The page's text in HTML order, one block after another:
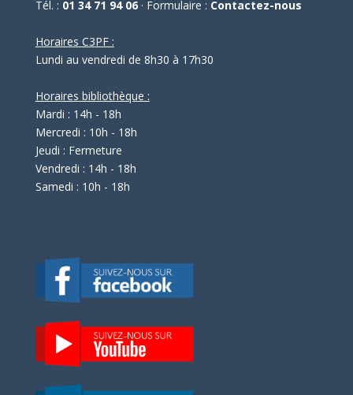
Tél. : 01 34 71 94 06· Formulaire : Contactez-nous
Horaires C3PF :
Lundi au vendredi de 8h30 à 17h30
Horaires bibliothèque :
Mardi : 14h - 18h
Mercredi : 10h - 18h
Jeudi : Fermeture
Vendredi : 14h - 18h
Samedi : 10h - 18h